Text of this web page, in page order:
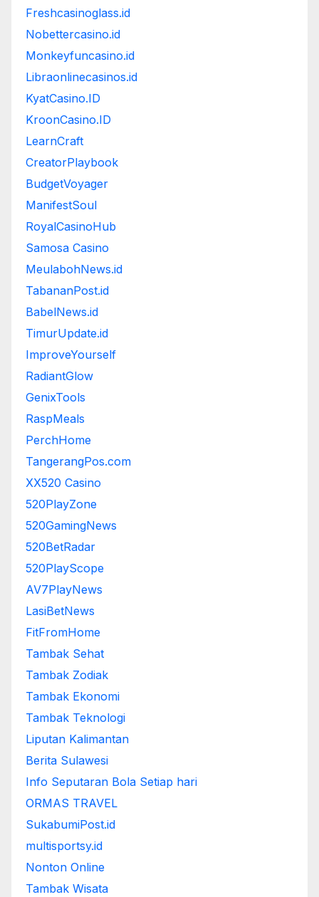
Freshcasinoglass.id
Nobettercasino.id
Monkeyfuncasino.id
Libraonlinecasinos.id
KyatCasino.ID
KroonCasino.ID
LearnCraft
CreatorPlaybook
BudgetVoyager
ManifestSoul
RoyalCasinoHub
Samosa Casino
MeulabohNews.id
TabananPost.id
BabelNews.id
TimurUpdate.id
ImproveYourself
RadiantGlow
GenixTools
RaspMeals
PerchHome
TangerangPos.com
XX520 Casino
520PlayZone
520GamingNews
520BetRadar
520PlayScope
AV7PlayNews
LasiBetNews
FitFromHome
Tambak Sehat
Tambak Zodiak
Tambak Ekonomi
Tambak Teknologi
Liputan Kalimantan
Berita Sulawesi
Info Seputaran Bola Setiap hari
ORMAS TRAVEL
SukabumiPost.id
multisportsy.id
Nonton Online
Tambak Wisata